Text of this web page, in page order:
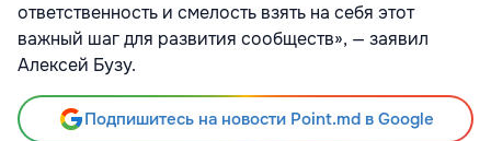
ответственность и смелость взять на себя этот
важный шаг для развития сообществ», — заявил
Алексей Бузу.
Подпишитесь на новости Point.md в Google